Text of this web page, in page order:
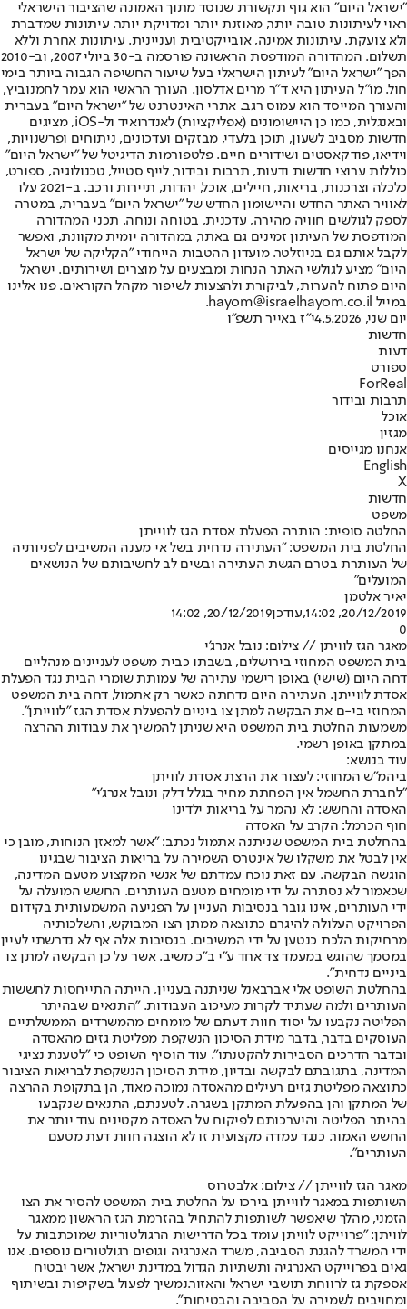
"ישראל היום" הוא גוף תקשורת שנוסד מתוך האמונה שהציבור הישראלי
ראוי לעיתונות טובה יותר, מאוזנת יותר ומדויקת יותר. עיתונות שמדברת
ולא צועקת. עיתונות אמינה, אובייקטיבית ועניינית. עיתונות אחרת וללא
תשלום. המהדורה המודפסת הראשונה פורסמה ב-30 ביולי 2007, וב-2010
הפך "ישראל היום" לעיתון הישראלי בעל שיעור החשיפה הגבוה ביותר בימי
חול. מו"ל העיתון היא ד"ר מרים אדלסון. העורך הראשי הוא עמר לחמנוביץ,
והעורך המייסד הוא עמוס רגב. אתרי האינטרנט של "ישראל היום" בעברית
ובאנגלית, כמו כן היישומונים (אפליקציות) לאנדרואיד ול-iOS, מציגים
חדשות מסביב לשעון, תוכן בלעדי, מבזקים ועדכונים, ניתוחים ופרשנויות,
וידיאו, פודקאסטים ושידורים חיים. פלטפורמות הדיגיטל של "ישראל היום"
כוללות ערוצי חדשות ודעות, תרבות ובידור, לייף סטייל, טכנולוגיה, ספורט,
כלכלה וצרכנות, בריאות, חיילים, אוכל, יהדות, תיירות ורכב. ב-2021 עלו
לאוויר האתר החדש והיישומון החדש של "ישראל היום" בעברית, במטרה
לספק לגולשים חוויה מהירה, עדכנית, בטוחה ונוחה. תכני המהדורה
המודפסת של העיתון זמינים גם באתר, במהדורה יומית מקוונת, ואפשר
לקבל אותם גם בניוזלטר. מועדון ההטבות הייחודי "הקליקה של ישראל
היום" מציע לגולשי האתר הנחות ומבצעים על מוצרים ושירותים. ישראל
היום פתוח להערות, לביקורת ולהצעות לשיפור מקהל הקוראים. פנו אלינו
במייל hayom@israelhayom.co.il.
יום שני, 4.5.2026
י"ז באייר תשפ"ו
חדשות
דעות
ספורט
ForReal
תרבות ובידור
אוכל
מגזין
אנחנו מגייסים
English
X
חדשות
משפט
החלטה סופית: הותרה הפעלת אסדת הגז לווייתן
החלטת בית המשפט: "העתירה נדחית בשל אי מענה המשיבים לפניותיה
של העותרת בטרם הגשת העתירה ובשים לב לחשיבותם של הנושאים
המועלים"
יאיר אלטמן
20/12/2019, 14:02
,עודכן20/12/2019, 14:02
0
מאגר הגז לוויתן // צילום: נובל אנרג'י
בית המשפט המחוזי בירושלים, בשבתו כבית משפט לעניינים מנהליים
דחה היום (שישי) באופן רישמי עתירה של עמותת שומרי הבית נגד הפעלת
אסדת לווייתן. העתירה היום נדחתה כאשר רק אתמול, דחה בית המשפט
המחוזי בי-ם את הבקשה למתן צו ביניים להפעלת אסדת הגז "לווייתן".
משמעות החלטת בית המשפט היא שניתן להמשיך את עבודות ההרצה
במתקן באופן רשמי.
עוד בנושא:
ביהמ"ש המחוזי: לעצור את הרצת אסדת לוויתן
"לחברת החשמל אין הפחתת מחיר בגלל דלק ונובל אנרג'י"
האסדה והחשש: לא נהמר על בריאות ילדינו
חוף הכרמל: הקרב על האסדה
בהחלטת בית המשפט שניתנה אתמול נכתב: "אשר למאזן הנוחות, מובן כי
אין לבטל את משקלו של אינטרס השמירה על בריאות הציבור שבגינו
הוגשה הבקשה. עם זאת נוכח עמדתם של אנשי המקצוע מטעם המדינה,
שכאמור לא נסתרה על ידי מומחים מטעם העותרים. החשש המועלה על
ידי העותרים, אינו גובר בנסיבות העניין על הפגיעה המשמעותית בקידום
הפרויקט העלולה להיגרם כתוצאה ממתן הצו המבוקש, והשלכותיה
מרחיקות הלכת כנטען על ידי המשיבים. בנסיבות אלה אף לא נדרשתי לעיין
במסמך שהוגש במעמד צד אחד ע"י ב"כ משיב. אשר על כן הבקשה למתן צו
ביניים נדחית".
בהחלטת השופט אלי אברבאנל שניתנה בעניין, הייתה התייחסות לחששות
העותרים ולמה שעתיד לקרות מעיכוב העבודות. "התנאים שבהיתר
הפליטה נקבעו על יסוד חוות דעתם של מומחים מהמשרדים הממשלתיים
העוסקים בדבר, בדבר מידת הסיכון הנשקפת מפליטת גזים מהאסדה
ובדבר הדרכים הסבירות להקטנתו". עוד הוסיף השופט כי "לטענת נציגי
המדינה, בתגובתם לבקשה ובדיון, מידת הסיכון הנשקפת לבריאות הציבור
כתוצאה מפליטת גזים רעילים מהאסדה נמוכה מאוד, הן בתקופת ההרצה
של המתקן והן בהפעלת המתקן בשגרה. לטענתם, התנאים שנקבעו
בהיתר הפליטה והיערכותם לפיקוח על האסדה מקטינים עוד יותר את
החשש האמור. כנגד עמדה מקצועית זו לא הוצגה חוות דעת מטעם
העותרים".
מאגר הגז לווייתן // צילום: אלבטרוס
השותפות במאגר לווייתן בירכו על החלטת בית המשפט להסיר את הצו
הזמני, מהלך שיאפשר לשותפות להתחיל בהזרמת הגז הראשון ממאגר
לוויתן: "פרוייקט לוויתן עומד בכל הדרישות הרגולטוריות שמוכתבות על
ידי המשרד להגנת הסביבה, משרד האנרגיה וגופים רגולטורים נוספים. אנו
גאים בפרוייקט האנרגיה ותשתיות הגדול במדינת ישראל, אשר יבטיח
אספקת גז לרווחת תושבי ישראל והאזור.נמשיך לפעול בשקיפות ובשיתוף
ומחויבים לשמירה על הסביבה והבטיחות".